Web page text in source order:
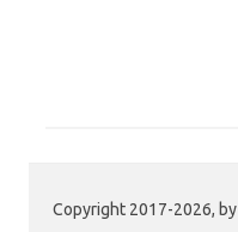
Copyright 2017-2026, by